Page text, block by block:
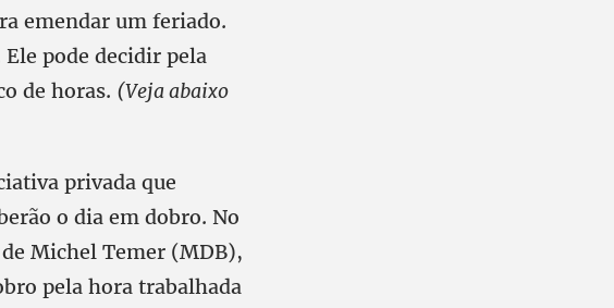
emendar um feriado.
pode decidir pela
de horas. (Veja abaixo
privada que
o dia em dobro. No
Michel Temer (MDB),
pela hora trabalhada